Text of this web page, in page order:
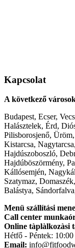
Kapcsolat
A következő
Budapest, Ecser,
Halásztelek, Érd,
Pilisborosjenő,
Kistarcsa,
Hajdúszoboszló,
Hajdúböszörmény,
Kállósemjén,
Szatymaz,
Balástya,
Menü szállítási
Call center
Online tàplàlkozàsi
Hétfő - Péntek:
Email: